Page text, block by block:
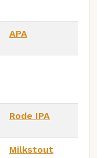
APA
Rode IPA
Milkstout